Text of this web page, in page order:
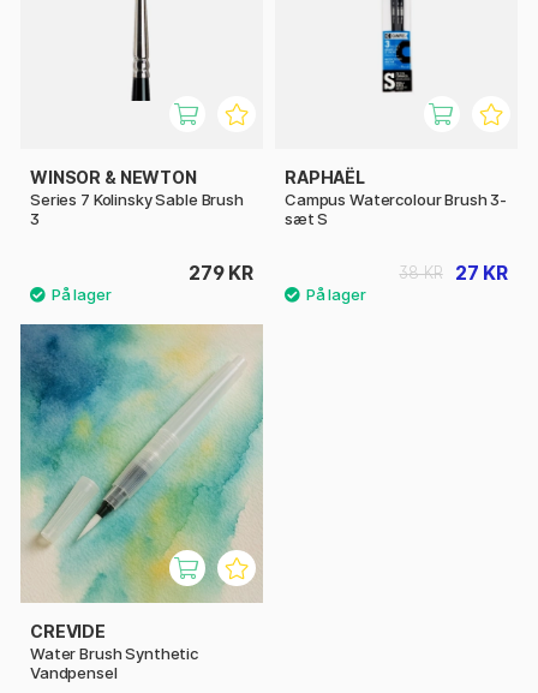
WINSOR & NEWTON
Series 7 Kolinsky Sable Brush
3
279 KR
RAPHAËL
Campus Watercolour Brush 3-
sæt S
27 KR
38 KR
CREVIDE
Water Brush Synthetic
Vandpensel